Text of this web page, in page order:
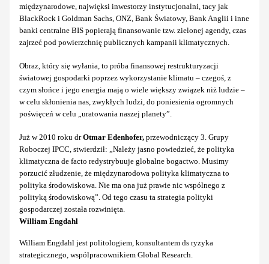
międzynarodowe, najwięksi inwestorzy instytucjonalni, tacy jak
BlackRock i Goldman Sachs, ONZ, Bank Światowy, Bank Anglii i inne
banki centralne BIS popierają finansowanie tzw. zielonej agendy, czas
zajrzeć pod powierzchnię publicznych kampanii klimatycznych.
Obraz, który się wyłania, to próba finansowej restrukturyzacji
światowej gospodarki poprzez wykorzystanie klimatu – czegoś, z
czym słońce i jego energia mają o wiele większy związek niż ludzie –
w celu skłonienia nas, zwykłych ludzi, do poniesienia ogromnych
poświęceń w celu „uratowania naszej planety”.
Już w 2010 roku drOtmar Edenhofer, przewodniczący 3. Grupy
Roboczej IPCC, stwierdził: „Należy jasno powiedzieć, że polityka
klimatyczna de facto redystrybuuje globalne bogactwo. Musimy
porzucić złudzenie, że międzynarodowa polityka klimatyczna to
polityka środowiskowa. Nie ma ona już prawie nic wspólnego z
polityką środowiskową”. Od tego czasu ta strategia polityki
gospodarczej została rozwinięta.
William Engdahl
William Engdahl jest politologiem, konsultantem ds ryzyka
strategicznego, wspólpracownikiem Global Research.